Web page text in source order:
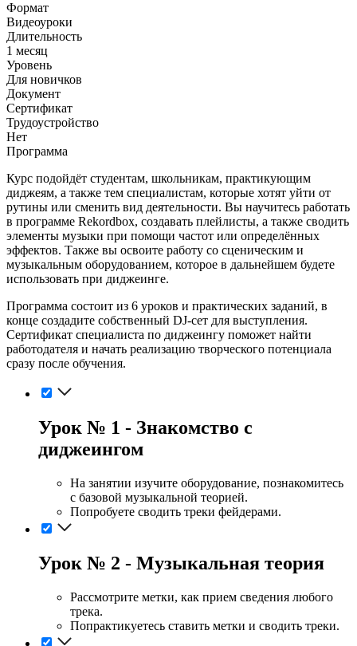
Формат
Видеоуроки
Длительность
1 месяц
Уровень
Для новичков
Документ
Сертификат
Трудоустройство
Нет
Программа
Курс подойдёт студентам, школьникам, практикующим
диджеям, а также тем специалистам, которые хотят уйти от
рутины или сменить вид деятельности. Вы научитесь работать
в программе Rekordbox, создавать плейлисты, а также сводить
элементы музыки при помощи частот или определённых
эффектов. Также вы освоите работу со сценическим и
музыкальным оборудованием, которое в дальнейшем будете
использовать при диджеинге.
Программа состоит из 6 уроков и практических заданий, в
конце создадите собственный DJ-сет для выступления.
Сертификат специалиста по диджеингу поможет найти
работодателя и начать реализацию творческого потенциала
сразу после обучения.
Урок № 1 - Знакомство с
диджеингом
На занятии изучите оборудование, познакомитесь
с базовой музыкальной теорией.
Попробуете сводить треки фейдерами.
Урок № 2 - Музыкальная теория
Рассмотрите метки, как прием сведения любого
трека.
Попрактикуетесь ставить метки и сводить треки.